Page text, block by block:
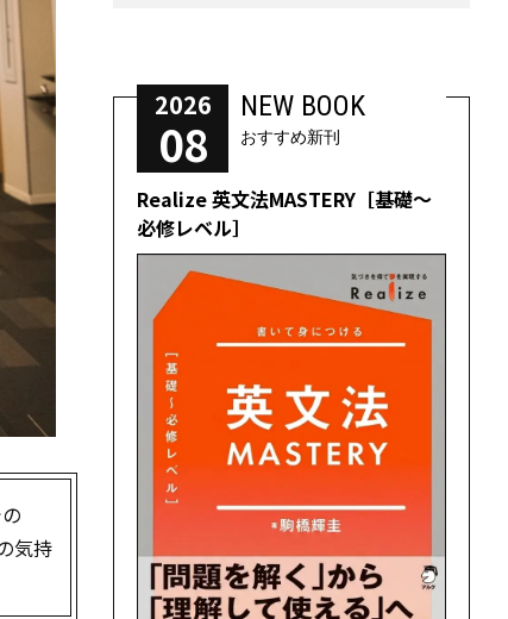
気持
2026
08
NEW BOOK
おすすめ新刊
Realize 英文法MASTERY［基礎～
必修レベル］